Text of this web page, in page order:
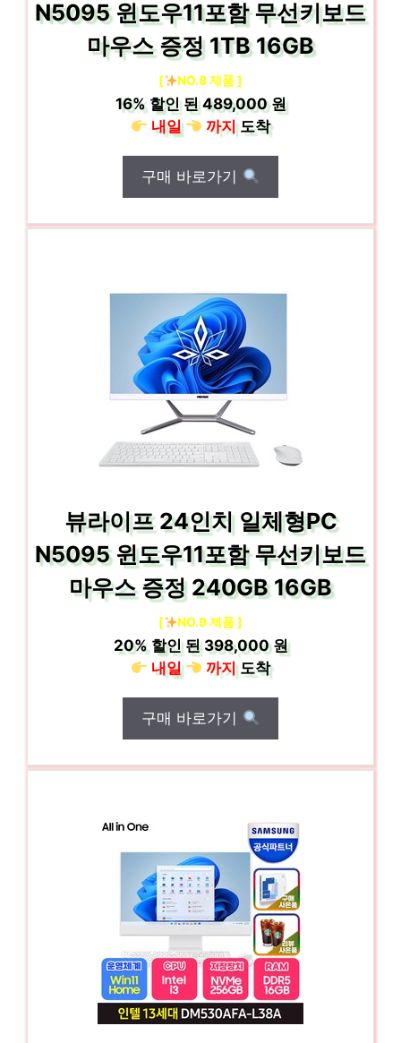
N5095 윈도우11포함 무선키보드
마우스 증정 1TB 16GB
[ NO.8 제품 ]
16%할인 된489,000 원
내일
까지도착
구매 바로가기
뷰라이프 24인치 일체형PC
N5095 윈도우11포함 무선키보드
마우스 증정 240GB 16GB
[ NO.9 제품 ]
20%할인 된398,000 원
내일
까지도착
구매 바로가기